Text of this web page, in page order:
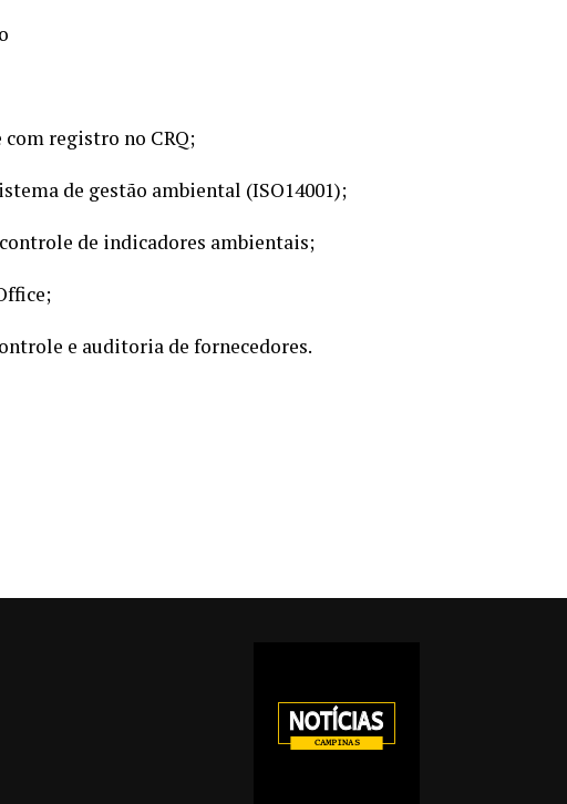
registro no CRQ;
de gestão ambiental (ISO14001);
de indicadores ambientais;
e auditoria de fornecedores.